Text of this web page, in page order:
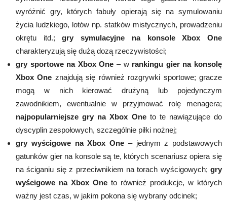
wyróżnić gry, których fabuły opierają się na symulowaniu
życia ludzkiego, lotów np. statków mistycznych, prowadzeniu
okrętu itd.;gry symulacyjne na konsole Xbox One
charakteryzują się dużą dozą rzeczywistości;
gry sportowe na Xbox One – w rankingu gier na konsolę
Xbox One znajdują się również rozgrywki sportowe; gracze
mogą w nich kierować drużyną lub pojedynczym
zawodnikiem, ewentualnie w przyjmować rolę menagera;
najpopularniejsze gry na Xbox Oneto te nawiązujące do
dyscyplin zespołowych, szczególnie piłki nożnej;
gry wyścigowe na Xbox One – jednym z podstawowych
gatunków gier na konsole są te, których scenariusz opiera się
na ściganiu się z przeciwnikiem na torach wyścigowych; gry
wyścigowe na Xbox One to również produkcje, w których
ważny jest czas, w jakim pokona się wybrany odcinek;